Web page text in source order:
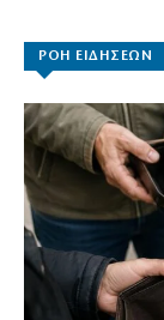
ΡΟΗ ΕΙΔΗΣΕΩΝ